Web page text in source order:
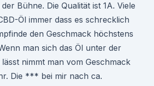
Bühne. Die Qualität ist 1A. Viele
Öl immer dass es schrecklich
den Geschmack höchstens
man sich das Öl unter der
nimmt man vom Geschmack
Die *** bei mir nach ca.